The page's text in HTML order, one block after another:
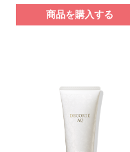
商品を購入する